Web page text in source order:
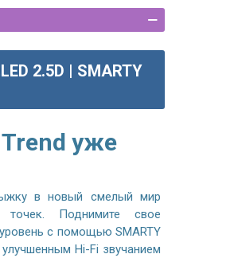
2.5D | SMARTY
уже
в новый смелый мир
точек. Поднимите свое
с помощью SMARTY
Hi-Fi звучанием